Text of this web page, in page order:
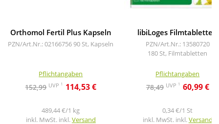
Orthomol Fertil Plus Kapseln
PZN/Art.Nr.: 0216675690 St, Kapseln
Pflichtangaben
152,99 UVP 1 114,53 €
489,44 €/1 kg
inkl. MwSt. inkl.Versand
libiLoges Filmtabletten
PZN/Art.Nr.: 13580720
180 St, Filmtabletten
Pflichtangaben
78,49 UVP 1 60,99 €
0,34 €/1 St
inkl. MwSt. inkl.Versand